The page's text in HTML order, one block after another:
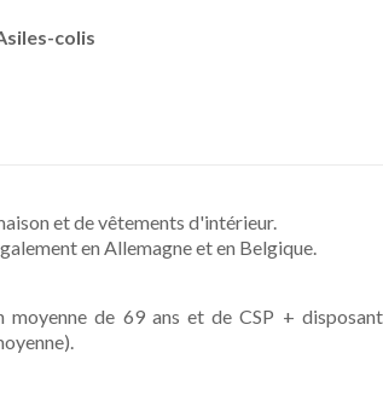
colis
et de vêtements d'intérieur.
en Allemagne et en Belgique.
moyenne de 69 ans et de CSP +